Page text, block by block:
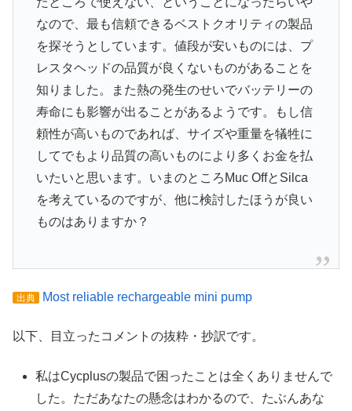
なので、最も信頼できるベストクオリティの製品
を探そうとしています。値段が安いものには、プ
レスタヘッドの品質が良くないものがあることを
知りました。また熱の発生のせいでバッテリーの
寿命にも影響が出ることがあるようです。もし信
頼性が高いものであれば、サイズや重量を犠牲に
してでもより品質の高いものにより多くお金を払
いたいと思います。いまのところMuc OffとSilca
を考えているのですが、他に検討したほうが良い
ものはありますか？
出典 Most reliable rechargeable mini pump
以下、目立ったコメントの抜粋・抄訳です。
私はCycplusの製品で困ったことは全くありませんで
した。ただあなたの懸念はわかるので、たぶんあな